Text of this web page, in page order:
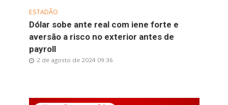
ESTADÃO
Dólar sobe ante real com iene forte e
aversão a risco no exterior antes de
payroll
2 de agosto de 2024 09:36